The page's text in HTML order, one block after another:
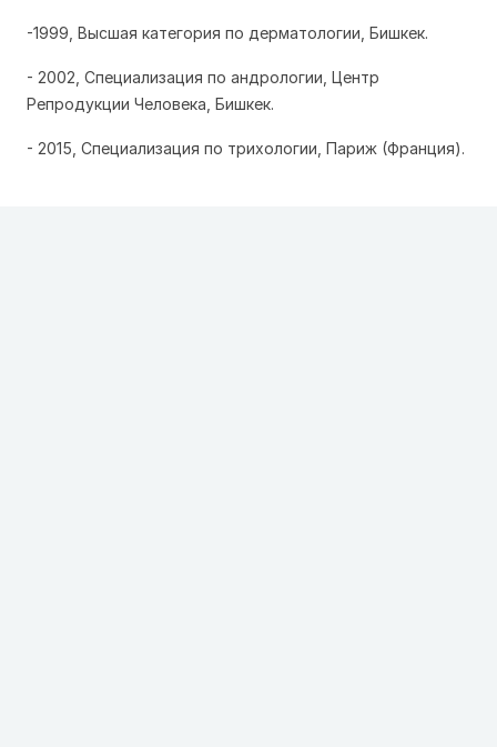
-1999, Высшая категория по дерматологии, Бишкек.
- 2002, Специализация по андрологии, Центр
Репродукции Человека, Бишкек.
- 2015, Специализация по трихологии, Париж (Франция).